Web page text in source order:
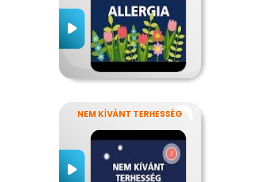
NEM KÍVÁNT TERHESSÉG